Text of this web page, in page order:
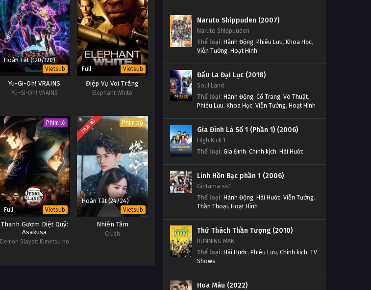
Hoàn Tất (120/120)
Vietsub
Yu-Gi-Oh! VRAINS
Yu-Gi-Oh! VRAINS
Full Vietsub
Điệp Vụ Voi Trắng
Elephant White
Phim lẻ
Full Vietsub
Thanh Gươm Diệt Quỷ:
Asakusa
Demon Slayer: Kimetsu no
TRỌN BỘ Phim bộ
Hoàn Tất (24/24)
Vietsub
Nhiên Tâm
Crush
Naruto Shippuden (2007)
Naruto Shippuuden
Thể loại: Hành Động, Phiêu Lưu, Khoa Học,
Viễn Tưởng, Hoạt Hình
Đấu La Đại Lục (2018)
Soul Land
Thể loại: Hành Động, Cổ Trang, Võ Thuật,
Phiêu Lưu, Khoa Học, Viễn Tưởng, Hoạt Hình
Gia Đình Là Số 1 (Phần 1) (2006)
High Kick 1
Thể loại: Gia Đình, Chính kịch, Hài Hước
Linh Hồn Bạc phần 1 (2006)
Gintama ss1
Thể loại: Hành Động, Hài Hước, Viễn Tưởng,
Thần Thoại, Hoạt Hình
Thử Thách Thần Tượng (2010)
RUNNING MAN
Thể loại: Hài Hước, Phiêu Lưu, Chính kịch, TV
Shows
Hoa Máu (2022)